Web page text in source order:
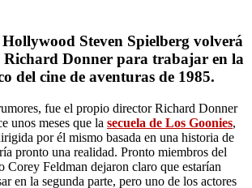
Steven Spielberg volverá
Richard Donner para trabajar en la
del cine de aventuras de 1985.
fue el propio director Richard Donner
unos meses que la secuela de Los Goonies,
por él mismo basada en una historia de
pronto una realidad. Pronto miembros del
Corey Feldman dejaron claro que estarían
en la segunda parte, pero uno de los actores